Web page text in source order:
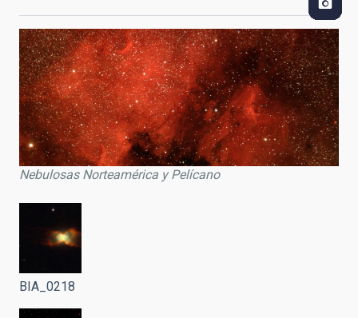
a
la
navegación
Nebulosas Norteamérica y Pelícano
BIA_0218